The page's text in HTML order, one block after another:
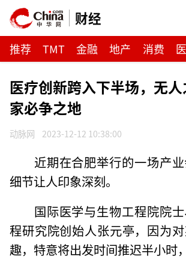
财经
推荐 TMT 金融 地产 消费
医疗创新跨入下半场，无
家必争之地
动脉网 2023-12-12 10:38:00
近期在合肥举行的一场产
细节让人印象深刻。
国际医学与生物工程院院
程研究院创始人张元亭，因为
趣，特意将出发时间推迟半小时